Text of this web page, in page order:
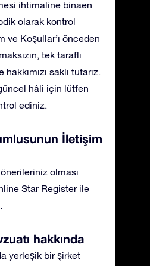
ihtimaline binaen
olarak kontrol
ve Koşullar’ı önceden
tek taraflı
saklı tutarız.
hâli için lütfen
ediniz.
İletişim
olması
Star Register ile
hakkında
yerleşik bir şirket